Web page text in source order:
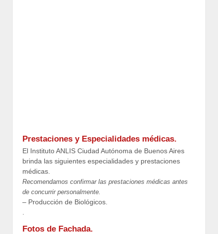
Prestaciones y Especialidades médicas.
El Instituto ANLIS Ciudad Autónoma de Buenos Aires
brinda las siguientes especialidades y prestaciones
médicas.
Recomendamos confirmar las prestaciones médicas antes
de concurrir personalmente.
– Producción de Biológicos.
.
Fotos de Fachada.